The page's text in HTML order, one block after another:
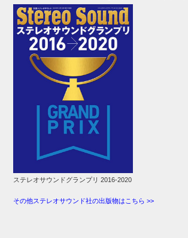
ステレオサウンドグランプリ 2016-2020
その他ステレオサウンド社の出版物はこちら >>